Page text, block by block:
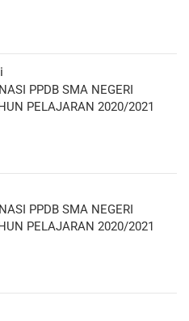
PPDB SMA NEGERI
PELAJARAN 2020/2021
PPDB SMA NEGERI
PELAJARAN 2020/2021